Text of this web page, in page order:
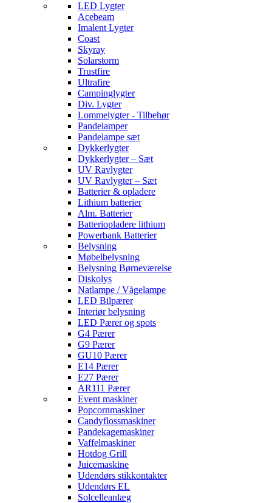
LED Lygter
Acebeam
Imalent Lygter
Coast
Skyray
Solarstorm
Trustfire
Ultrafire
Campinglygter
Div. Lygter
Lommelygter - Tilbehør
Pandelamper
Pandelampe sæt
Dykkerlygter
Dykkerlygter – Sæt
UV Ravlygter
UV Ravlygter – Sæt
Batterier & opladere
Lithium batterier
Alm. Batterier
Batteriopladere lithium
Powerbank Batterier
Belysning
Møbelbelysning
Belysning Børneværelse
Diskolys
Natlampe / Vågelampe
LED Bilpærer
Interiør belysning
LED Pærer og spots
G4 Pærer
G9 Pærer
GU10 Pærer
E14 Pærer
E27 Pærer
AR111 Pærer
Event maskiner
Popcornmaskiner
Candyflossmaskiner
Pandekagemaskiner
Vaffelmaskiner
Hotdog Grill
Juicemaskine
Udendørs stikkontakter
Udendørs EL
Solcelleanlæg